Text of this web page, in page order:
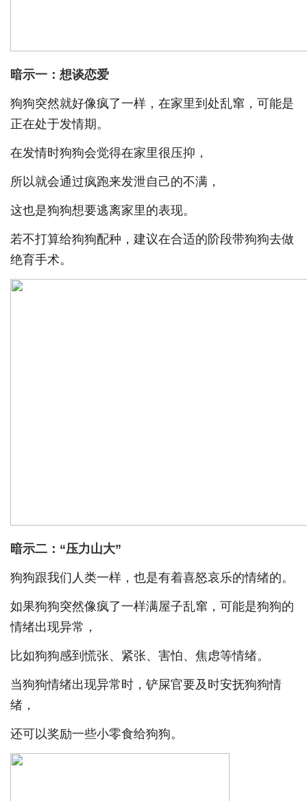
暗示一：想谈恋爱
狗狗突然就好像疯了一样，在家里到处乱窜，可能是
正在处于发情期。
在发情时狗狗会觉得在家里很压抑，
所以就会通过疯跑来发泄自己的不满，
这也是狗狗想要逃离家里的表现。
若不打算给狗狗配种，建议在合适的阶段带狗狗去做
绝育手术。
暗示二： “压力山大”
狗狗跟我们人类一样，也是有着喜怒哀乐的情绪的。
如果狗狗突然像疯了一样满屋子乱窜，可能是狗狗的
情绪出现异常，
比如狗狗感到慌张、紧张、害怕、焦虑等情绪。
当狗狗情绪出现异常时，铲屎官要及时安抚狗狗情
绪，
还可以奖励一些小零食给狗狗。